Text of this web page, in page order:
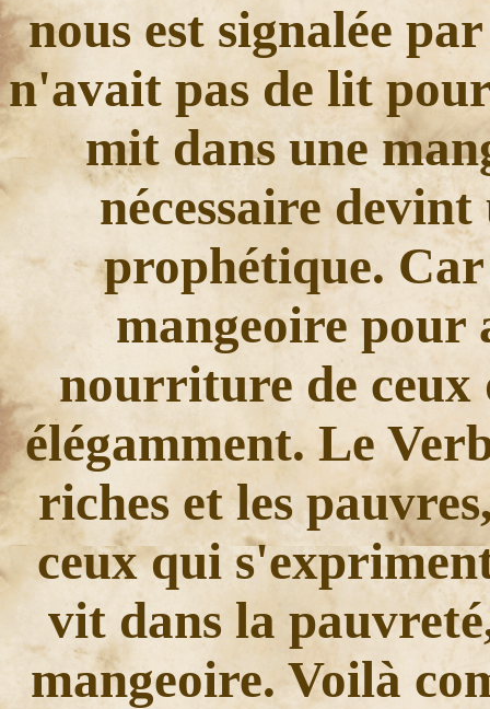
nous est signalée
n'avait pas de lit
mit dans une
nécessaire
prophétique. Car
mangeoire pour
nourriture de ceux
élégamment. Le
riches et les
ceux qui
vit dans la
mangeoire. Voilà